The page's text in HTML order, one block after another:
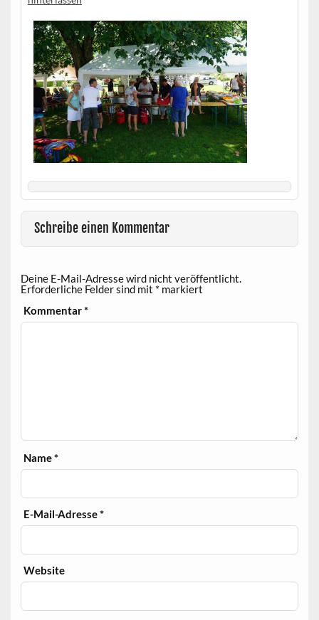
Schreibe einen Kommentar
Deine E-Mail-Adresse wird nicht veröffentlicht.
Erforderliche Felder sind mit * markiert
Kommentar*
Name*
E-Mail-Adresse*
Website